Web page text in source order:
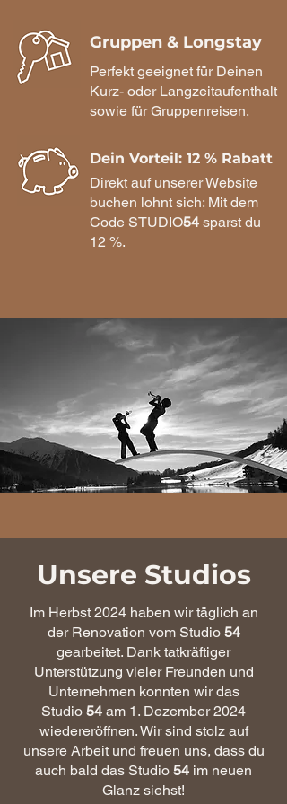
Gruppen & Longstay
Perfekt geeignet für Deinen
Kurz- oder Langzeitaufenthalt
sowie für Gruppenreisen.
Dein Vorteil: 12 % Rabatt
Direkt auf unserer Website
buchen lohnt sich: Mit dem
Code STUDIO54 sparst du
12 %.
Unsere Studios
Im Herbst 2024 haben wir täglich an
der Renovation vom Studio 54
gearbeitet. Dank tatkräftiger
Unterstützung vieler Freunden und
Unternehmen konnten wir das
Studio 54 am 1. Dezember 2024
wiedereröffnen. Wir sind stolz auf
unsere Arbeit und freuen uns, dass du
auch bald das Studio 54 im neuen
Glanz siehst!